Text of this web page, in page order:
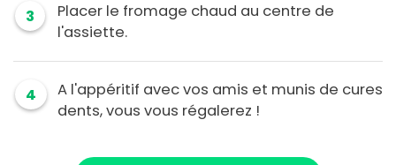
3
Placer le fromage chaud au centre de
l'assiette.
4
A l'appéritif avec vos amis et munis de cures
dents, vous vous régalerez !